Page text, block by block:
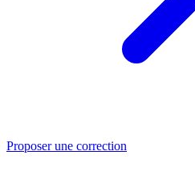
Proposer une correction